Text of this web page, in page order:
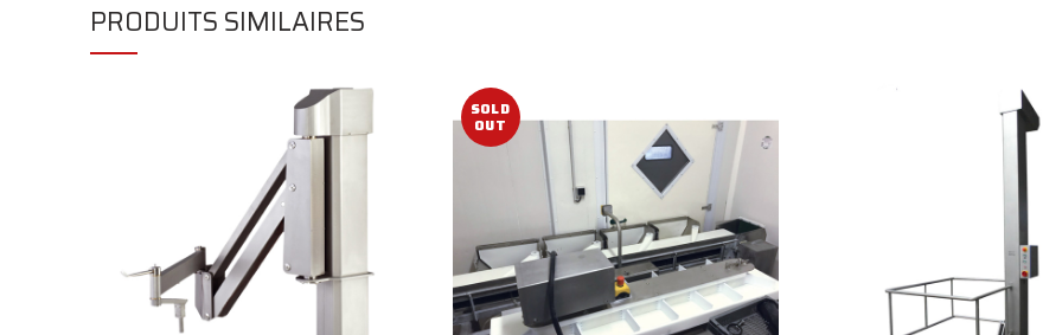
PRODUITS SIMILAIRES
SOLD
OUT